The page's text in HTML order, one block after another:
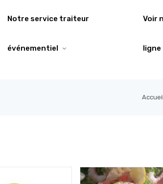
Notre service traiteur
événementiel
Voir
ligne
Accueil